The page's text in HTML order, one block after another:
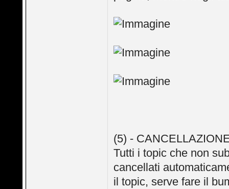
(5) -
Tutti i topic che non
cancellati
il topic, serve fare il